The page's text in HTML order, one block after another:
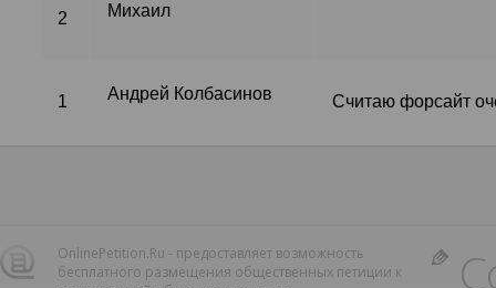
2 Михаил
1 Андрей Колбасинов Считаю форсайт
OnlinePetition.Ru - предоставляет возможность
бесплатного размещения общественных петиции к